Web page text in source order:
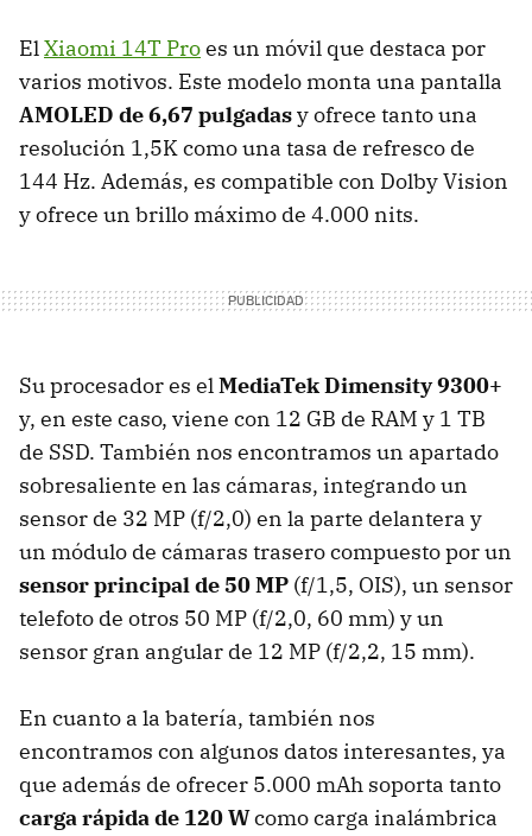
ElXiaomi 14T Proes un móvil que destaca por
varios motivos. Este modelo monta una pantalla
AMOLED de 6,67 pulgadasy ofrece tanto una
resolución 1,5K como una tasa de refresco de
144 Hz. Además, es compatible con Dolby Vision
y ofrece un brillo máximo de 4.000 nits.
Su procesador es elMediaTek Dimensity 9300+
y, en este caso, viene con 12 GB de RAM y 1 TB
de SSD. También nos encontramos un apartado
sobresaliente en las cámaras, integrando un
sensor de 32 MP (f/2,0) en la parte delantera y
un módulo de cámaras trasero compuesto por un
sensor principal de 50 MP (f/1,5, OIS), un sensor
telefoto de otros 50 MP (f/2,0, 60 mm) y un
sensor gran angular de 12 MP (f/2,2, 15 mm).
En cuanto a la batería, también nos
encontramos con algunos datos interesantes, ya
que además de ofrecer 5.000 mAh soporta tanto
carga rápida de 120 Wcomo carga inalámbrica